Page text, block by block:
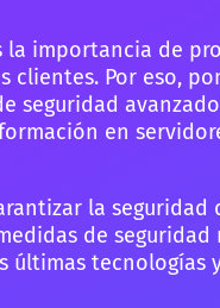
la importancia de
clientes. Por eso,
seguridad
en
la seguridad
de seguridad
últimas tecnologías